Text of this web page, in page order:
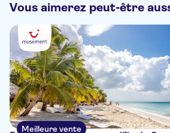
Vous aimerez peut-être
Meilleure vente